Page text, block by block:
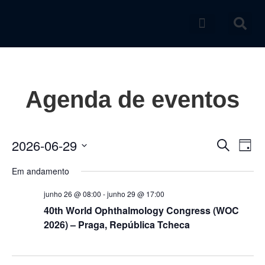
Agenda de eventos
e
de
de
Procurar
Dia
2026-06-29
a
data.
Em andamento
junho 26 @ 08:00 -junho 29 @ 17:00
40th World Ophthalmology Congress (WOC
2026) – Praga, República Tcheca